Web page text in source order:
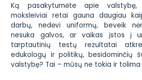
Ką pasakytumėte apie valstybę,
moksleiviai retai gauna daugiau
darbų, nedėvi uniformų, beveik
nesuka galvos, ar vaikas įstos į
tarptautinių testų rezultatai
edukologų ir politikų, besidominčių
valstybę? Tai – mūsų ne tokia ir tolima